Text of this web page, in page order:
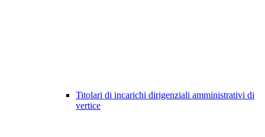
Titolari di incarichi dirigenziali amministrativi di
vertice